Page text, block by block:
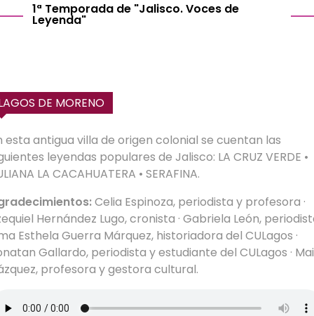
1ª Temporada de "Jalisco. Voces de
Leyenda"
DE MORENO
esta antigua villa de origen colonial se cuentan las
leyendas populares de Jalisco: LA CRUZ VERDE •
LA CACAHUATERA • SERAFINA.
Celia Espinoza, periodista y profesora ·
Hernández Lugo, cronista · Gabriela León,
Esthela Guerra Márquez, historiadora del CULagos ·
Gallardo, periodista y estudiante del CULagos ·
profesora y gestora cultural.